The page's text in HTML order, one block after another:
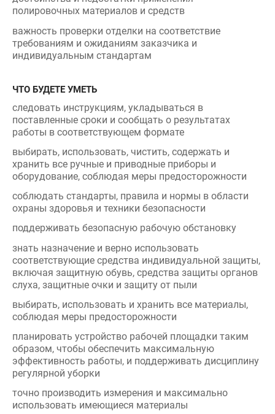
индивидуальным стандартам
ЧТО БУДЕТЕ УМЕТЬ
следовать инструкциям, укладываться в
работы в соответствующем формате
выбирать, использовать, чистить, содержать и
хранить все ручные и приводные приборы и
оборудование, соблюдая меры предосторожности
соблюдать стандарты, правила и нормы в области
охраны здоровья и техники безопасности
поддерживать безопасную рабочую обстановку
знать назначение и верно использовать
соответствующие средства индивидуальной защиты,
включая защитную обувь, средства защиты органов
слуха, защитные очки и защиту от пыли
выбирать, использовать и хранить все материалы,
соблюдая меры предосторожности
планировать устройство рабочей площадки таким
образом, чтобы обеспечить максимальную
эффективность работы, и поддерживать дисциплину
регулярной уборки
точно производить измерения и максимально
использовать имеющиеся материалы
эффективно выполнять работу и планировать ее
регулярно проверять ход работы и ее результаты во